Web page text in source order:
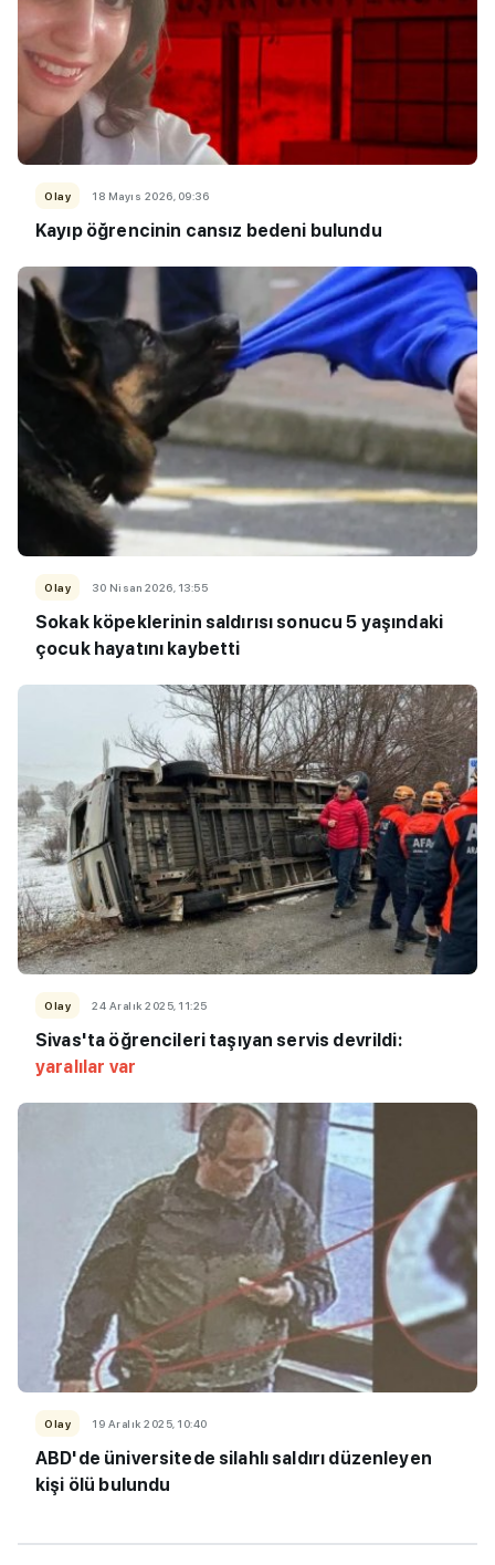
Olay 18 Mayıs 2026, 09:36
Kayıp öğrencinin cansız bedeni bulundu
Olay 30 Nisan 2026, 13:55
Sokak köpeklerinin saldırısı sonucu 5 yaşındaki
çocuk hayatını kaybetti
Olay 24 Aralık 2025, 11:25
Sivas'ta öğrencileri taşıyan servis devrildi:
yaralılar var
Olay 19 Aralık 2025, 10:40
ABD'de üniversitede silahlı saldırı düzenleyen
kişi ölü bulundu